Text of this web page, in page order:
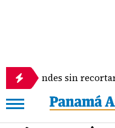
sin recortar tránsitos